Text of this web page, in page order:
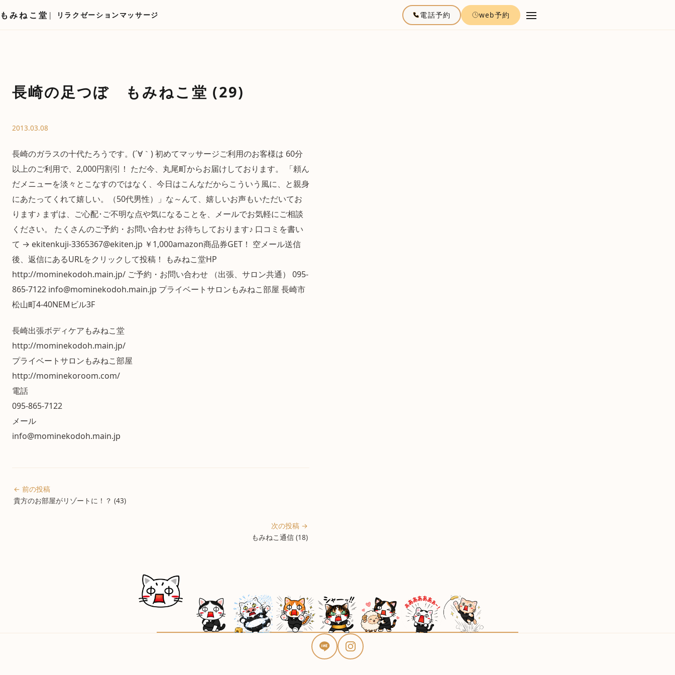
もみねこ堂 リラクゼーションマッサージ 電話予約 web予約
長崎の足つぼ もみねこ堂 (29)
2013.03.08
長崎のガラスの十代たろうです。(´∀｀) 初めてマッサージご利用のお客様は 60分
以上のご利用で、2,000円割引！ ただ今、丸尾町からお届けしております。 「頼ん
だメニューを淡々とこなすのではなく、今日はこんなだからこういう風に、と親身
にあたってくれて嬉しい。（50代男性）」な～んて、嬉しいお声もいただいてお
ります♪ まずは、ご心配･ご不明な点や気になることを、メールでお気軽にご相談
ください。 たくさんのご予約・お問い合わせ お待ちしております♪ 口コミを書い
て → ekitenkuji-3365367@ekiten.jp ￥1,000amazon商品券GET！ 空メール送信
後、返信にあるURLをクリックして投稿！ もみねこ堂HP
http://mominekodoh.main.jp/ ご予約・お問い合わせ （出張、サロン共通） 095-
865-7122 info@mominekodoh.main.jp プライベートサロンもみねこ部屋 長崎市
松山町4-40NEMビル3F
長崎出張ボディケアもみねこ堂
http://mominekodoh.main.jp/
プライベートサロンもみねこ部屋
http://mominekoroom.com/
電話
095-865-7122
メール
info@mominekodoh.main.jp
← 前の投稿
貴方のお部屋がリゾートに！？ (43)
次の投稿 →
もみねこ通信 (18)